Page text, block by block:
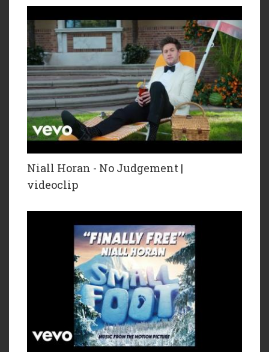
Niall Horan - No Judgement |
videoclip